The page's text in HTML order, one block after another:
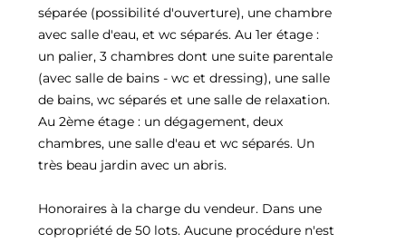
séparée (possibilité d'ouverture), une chambre
avec salle d'eau, et wc séparés. Au 1er étage :
un palier, 3 chambres dont une suite parentale
(avec salle de bains - wc et dressing), une salle
de bains, wc séparés et une salle de relaxation.
Au 2ème étage : un dégagement, deux
chambres, une salle d'eau et wc séparés. Un
très beau jardin avec un abris.
Honoraires à la charge du vendeur. Dans une
copropriété de 50 lots. Aucune procédure n'est